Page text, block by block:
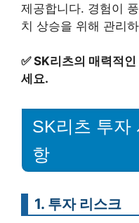
제공합니다. 경험이
치 상승을 위해 관리
✅SK리츠의 매력적
세요.
SK리츠 투자
항
1. 투자 리스크